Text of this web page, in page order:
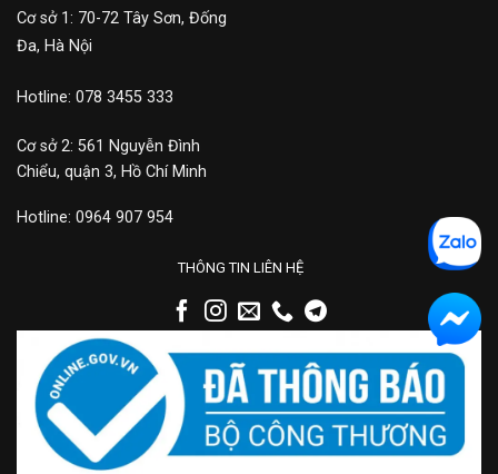
Cơ sở 1: 70-72 Tây Sơn, Đống
Đa, Hà Nội
Hotline: 078 3455 333
Cơ sở 2: 561 Nguyễn Đình
Chiểu, quận 3, Hồ Chí Minh
Hotline: 0964 907 954
THÔNG TIN LIÊN HỆ